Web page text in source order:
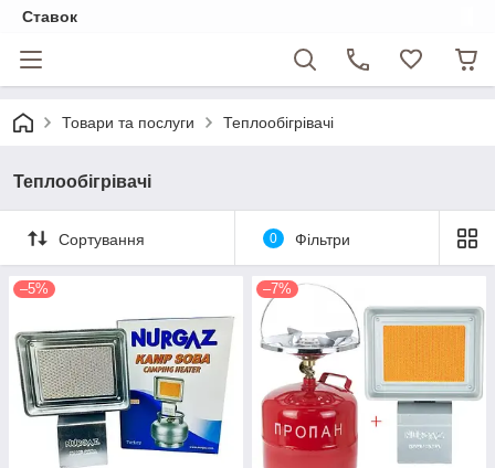
Ставок
Товари та послуги Теплообігрівачі
Теплообігрівачі
Сортування 0 Фільтри
–5% –7%